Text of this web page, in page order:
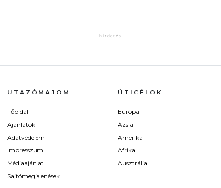
UTAZÓMAJOM
Főoldal
Ajánlatok
Adatvédelem
Impresszum
Médiaajánlat
Sajtómegjelenések
ÚTICÉLOK
Európa
Ázsia
Amerika
Afrika
Ausztrália